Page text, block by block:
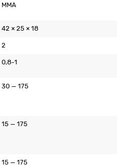
MMA
42 × 25 × 18
2
0,8-1
30 — 175
15 — 175
15 — 175